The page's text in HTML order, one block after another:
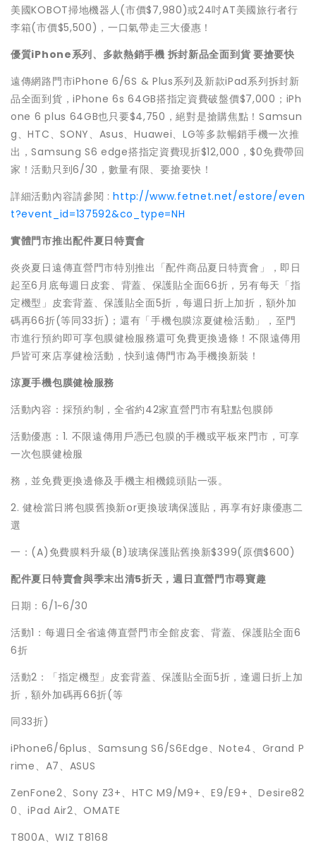
美國KOBOT掃地機器人(市價$7,980)或24吋AT美國旅行者行
李箱(市價$5,500)，一口氣帶走三大優惠！
優質iPhone系列、多款熱銷手機 拆封新品全面到貨 要搶要快
遠傳網路門市iPhone 6/6S & Plus系列及新款iPad系列拆封新
品全面到貨，iPhone 6s 64GB搭指定資費破盤價$7,000；iPh
one 6 plus 64GB也只要$4,750，絕對是搶購焦點！Samsun
g、HTC、SONY、Asus、Huawei、LG等多款暢銷手機一次推
出，Samsung S6 edge搭指定資費現折$12,000，$0免費帶回
家！活動只到6/30，數量有限、要搶要快！
詳細活動內容請參閱 :http://www.fetnet.net/estore/even
t?event_id=137592&co_type=NH
實體門市推出配件夏日特賣會
炎炎夏日遠傳直營門市特別推出「配件商品夏日特賣會」，即日
起至6月底每週日皮套、背蓋、保護貼全面66折，另有每天「指
定機型」皮套背蓋、保護貼全面5折，每週日折上加折，額外加
碼再66折(等同33折)；還有「手機包膜涼夏健檢活動」，至門
市進行預約即可享包膜健檢服務還可免費更換邊條！不限遠傳用
戶皆可來店享健檢活動，快到遠傳門市為手機換新裝！
涼夏手機包膜健檢服務
活動內容：採預約制，全省約42家直營門市有駐點包膜師
活動優惠：1. 不限遠傳用戶憑已包膜的手機或平板來門市，可享
一次包膜健檢服
務，並免費更換邊條及手機主相機鏡頭貼一張。
2. 健檢當日將包膜舊換新or更換玻璃保護貼，再享有好康優惠二
選
一：(A)免費膜料升級(B)玻璃保護貼舊換新$399(原價$600)
配件夏日特賣會與季末出清5折天，週日直營門市尋寶趣
日期：6/1~6/30
活動1：每週日全省遠傳直營門市全館皮套、背蓋、保護貼全面6
6折
活動2：「指定機型」皮套背蓋、保護貼全面5折，逢週日折上加
折，額外加碼再66折(等
同33折)
iPhone6/6plus、Samsung S6/S6Edge、Note4、Grand P
rime、A7、ASUS
ZenFone2、Sony Z3+、HTC M9/M9+、E9/E9+、Desire82
0、iPad Air2、OMATE
T800A、WIZ T8168